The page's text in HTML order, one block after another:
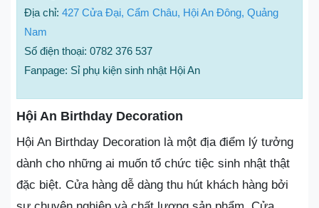
Địa chỉ: 427 Cửa Đại, Cẩm Châu, Hội An Đông, Quảng
Nam
Số điện thoại: 0782 376 537
Fanpage: Sỉ phụ kiện sinh nhật Hội An
Hội An Birthday Decoration
Hội An Birthday Decoration là một địa điểm lý tưởng
dành cho những ai muốn tổ chức tiệc sinh nhật thật
đặc biệt. Cửa hàng dễ dàng thu hút khách hàng bởi